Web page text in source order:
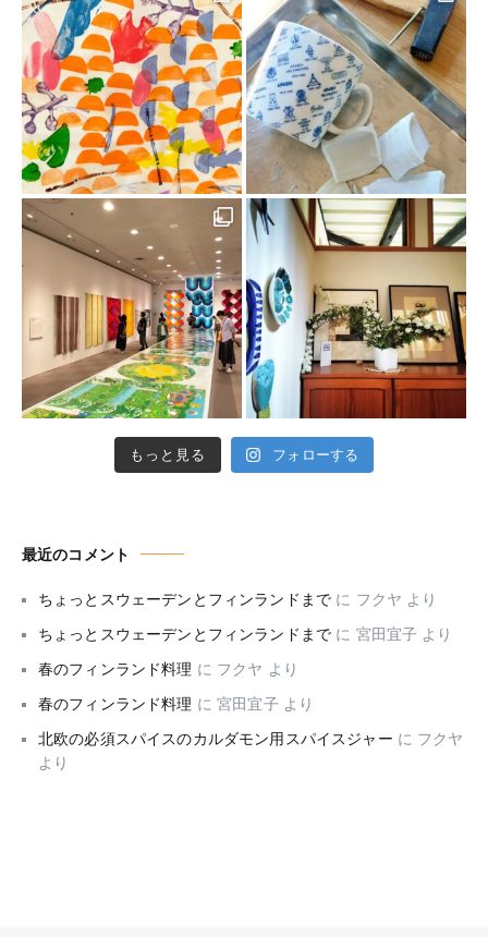
もっと見る フォローする
最近のコメント
ちょっとスウェーデンとフィンランドまで に フクヤ より
ちょっとスウェーデンとフィンランドまで に 宮田宜子 より
春のフィンランド料理 に フクヤ より
春のフィンランド料理 に宮田宜子 より
北欧の必須スパイスのカルダモン用スパイスジャー に フクヤ
より